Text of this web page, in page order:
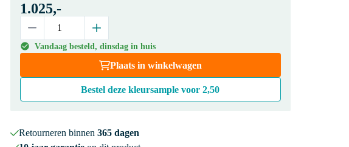
1.025,-
Vandaag besteld, dinsdag in huis
Plaats in winkelwagen
Bestel deze kleursample voor2,50
Retourneren binnen 365 dagen